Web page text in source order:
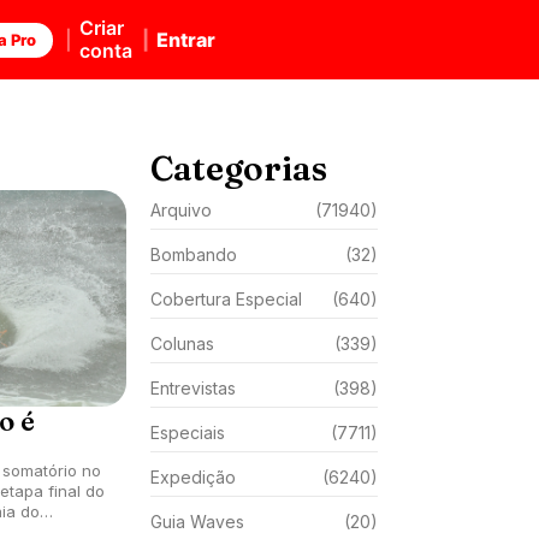
Pro
Criar
conta
Entrar
é
no
final do
do
Categorias
Arquivo (71940)
Bombando (32)
Cobertura Especial (640)
Colunas (339)
Entrevistas (398)
Especiais (7711)
Expedição (6240)
Guia Waves (20)